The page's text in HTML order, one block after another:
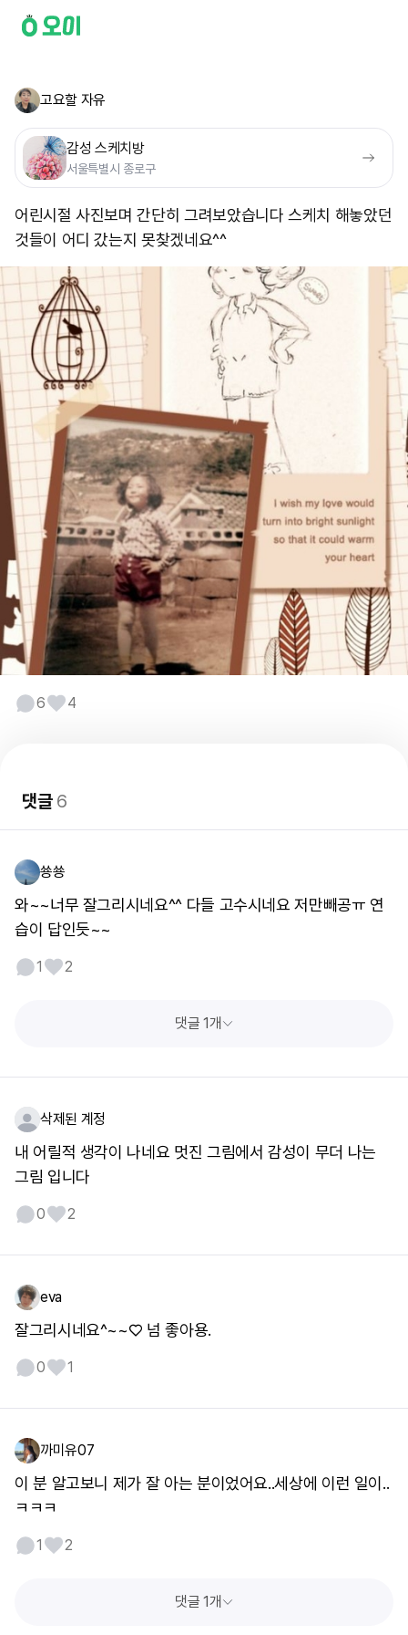
고요할 자유
감성 스케치방
서울특별시 종로구
어린시절 사진보며 간단히 그려보았습니다 스케치 해놓았던
것들이 어디 갔는지 못찾겠네요 ​^^
6 4
댓글6
쑝쑝
와~~너무 잘그리시네요^^ 다들 고수시네요 저만빼공ㅠ 연
습이 답인듯~~
1 2
댓글 1개
삭제된 계정
내 어릴적 생각이 나네요 멋진 그림에서 감성이 무더 나는
그림 입니다
0 2
eva
잘그리시네요^~~♡ 넘 좋아용.
0 1
까미유07
이 분 알고보니 제가 잘 아는 분이었어요..세상에 이런 일이..
ㅋㅋㅋ
1 2
댓글 1개